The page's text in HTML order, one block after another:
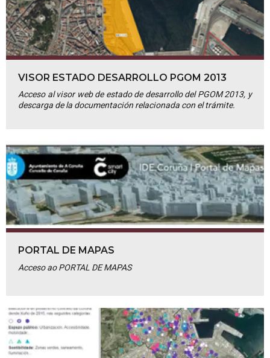
VISOR ESTADO DESARROLLO PGOM 2013
Acceso al visor web de estado de desarrollo del PGOM 2013, y
descarga de la documentación relacionada con el trámite.
PORTAL DE MAPAS
Acceso ao PORTAL DE MAPAS